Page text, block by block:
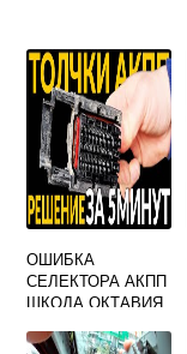
ОШИБКА
СЕЛЕКТОРА АКПП
ШКОДА ОКТАВИЯ